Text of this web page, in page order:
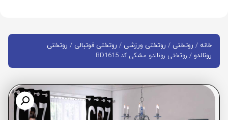
خانه / روتختی / روتختی ورزشی / روتختی فوتبالی / روتختی
رونالدو / روتختی رونالدو مشکی کد BD1615